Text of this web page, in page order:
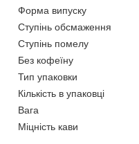
Форма випуску
Ступінь обсмаження
Ступінь помелу
Без кофеїну
Тип упаковки
Кількість в упаковці
Вага
Міцність кави